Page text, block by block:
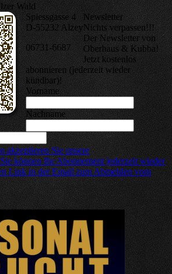
Wald
Spiessgasse 4
D-55232 Alzey
06731-6687
Newsletter
Nichts verpassen!!!
Der Newsletter von
Oberhaus & Kubba!
Jetzt kostenlos
abonnieren (jederzeit wieder
kündbar)!
Vorname
Nachname
akzeptieren Sie unsere
können Ihr Abonnement jederzeit wieder
Link in der Email zum Abmelden vom